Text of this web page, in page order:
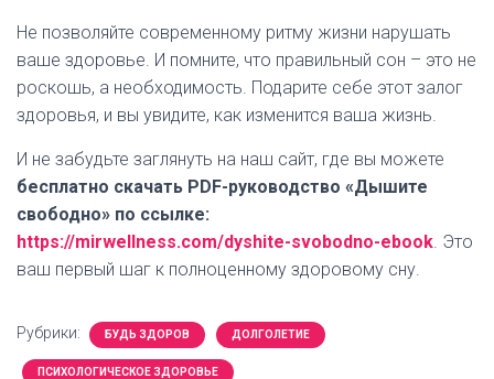
Не позволяйте современному ритму жизни нарушать
ваше здоровье. И помните, что правильный сон – это не
роскошь, а необходимость. Подарите себе этот залог
здоровья, и вы увидите, как изменится ваша жизнь.
И не забудьте заглянуть на наш сайт, где вы можете
бесплатно скачать PDF-руководство «Дышите
свободно» по ссылке:
https://mirwellness.com/dyshite-svobodno-ebook. Это
ваш первый шаг к полноценному здоровому сну.
Рубрики: БУДЬ ЗДОРОВ ДОЛГОЛЕТИЕ
ПСИХОЛОГИЧЕСКОЕ ЗДОРОВЬЕ